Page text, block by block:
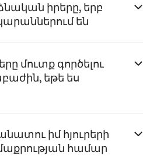
իրերը, երբ
են
մուտք գործելու
եթե ես
իմ հյուրերի
համար